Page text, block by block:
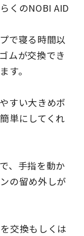
くのNOBI AID
で寝る時間以
ムが交換でき
す。
すい大きめボ
単にしてくれ
、手指を動か
の留め外しが
交換もしくは